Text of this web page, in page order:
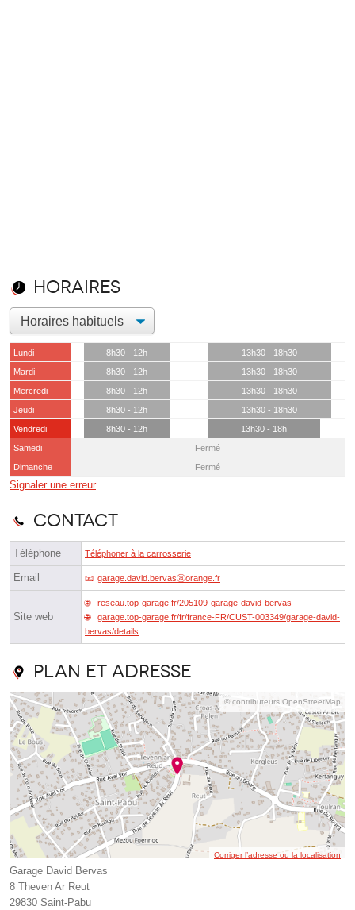
Horaires
Lundi 8h30 - 12h
13h30 - 18h30
Mardi
8h30 - 12h
13h30 - 18h30
Mercredi
8h30 - 12h
13h30 - 18h30
Jeudi
8h30 - 12h
13h30 - 18h30
Vendredi
8h30 - 12h
13h30 - 18h
Samedi
Fermé
Dimanche
Fermé
Signaler une erreur
Contact
Téléphone Téléphoner à la carrosserie
Email garage.david.bervasⓐorange.fr
Site web
reseau.top-garage.fr/205109-garage-david-bervas
garage.top-garage.fr/fr/france-FR/CUST-003349/garage-david-
bervas/details
Plan et adresse
© contributeurs OpenStreetMap
Corriger l’adresse ou la localisation
Garage David Bervas
8 Theven Ar Reut
29830 Saint-Pabu